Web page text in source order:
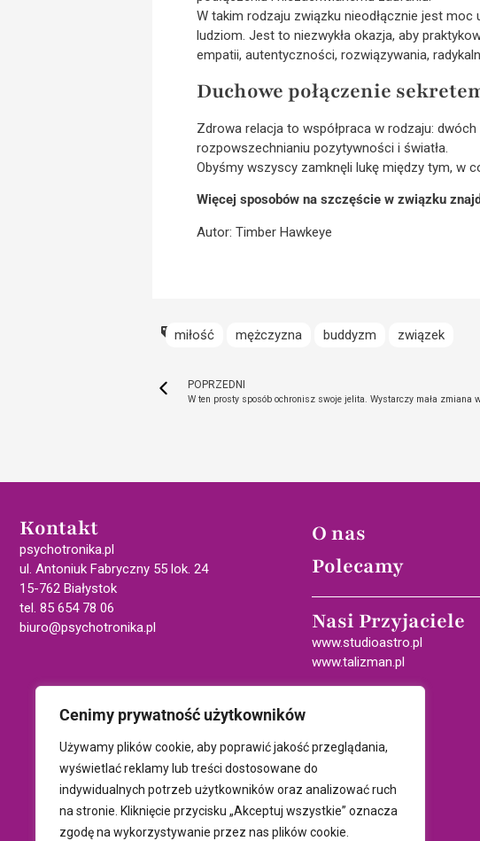
Cenimy prywatność użytkowników
Używamy plików cookie, aby poprawić jakość przeglądania,
wyświetlać reklamy lub treści dostosowane do
indywidualnych potrzeb użytkowników oraz analizować ruch
na stronie. Kliknięcie przycisku „Akceptuj wszystkie” oznacza
zgodę na wykorzystywanie przez nas plików cookie.
W takim rodzaju związku nieodłącznie jest
ludziom. Jest to niezwykła okazja, aby
empatii, autentyczności, rozwiązywania,
Duchowe połączenie
Zdrowa relacja to współpraca w rodzaju:
rozpowszechnianiu pozytywności i światła.
Obyśmy wszyscy zamknęli lukę między tym, w
Więcej sposobów na szczęście w związku
Autor: Timber Hawkeye
miłość mężczyzna buddyzm związek
POPRZEDNI
W ten prosty sposób ochronisz swoje jelita. Wystarczy mała zmiana
Kontakt
psychotronika.pl
ul. Antoniuk Fabryczny 55 lok. 24
15-762 Białystok
tel. 85 654 78 06
biuro@psychotronika.pl
O nas
Polecamy
Nasi Przyjaciele
www.studioastro.pl
www.talizman.pl